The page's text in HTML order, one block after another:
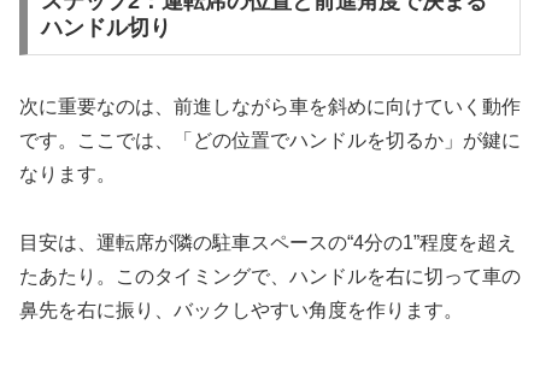
ハンドル切り
次に重要なのは、前進しながら車を斜めに向けていく動作
です。ここでは、「どの位置でハンドルを切るか」が鍵に
なります。
目安は、運転席が隣の駐車スペースの“4分の1”程度を超え
たあたり。このタイミングで、ハンドルを右に切って車の
鼻先を右に振り、バックしやすい角度を作ります。